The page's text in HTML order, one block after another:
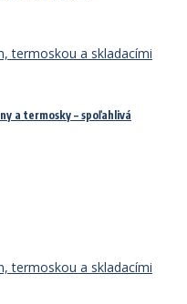
a termosky – spoľahlivá